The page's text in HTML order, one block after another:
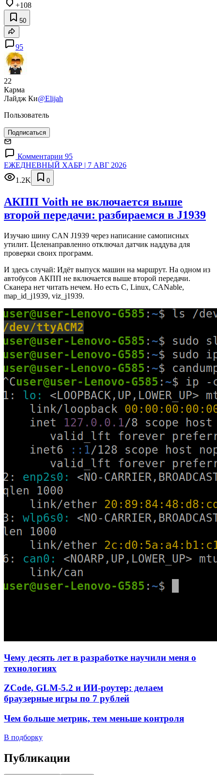
+108
50
95
22
Карма
Лайдж Ки@Elijah
Пользователь
Подписаться
Комментарии 95
ЕЖЕДНЕВНЫЙ ХАБР | 7 АВГ 2026
1.2K
0
АКПП Voith не включается выше
второй передачи: разбираемся в J1939
Изучаю шину CAN J1939 через написание самописных
утилит. Целенаправленно отключал датчик наддува для
проверки своих программ.
И здесь случай: Идёт выпуск машин на маршрут. На одном из
автобусов АКПП не включается выше второй передачи.
Сканера нет читать нечем. Но есть C, Linux, CANable,
map_id_j1939, viz_j1939.
Чему десять лет в разработке научили меня о
технологиях
ZCode, GLM-5.2 и ИИ-роутер: делаем
браузерные игры по 7 рублей
Чем больше метрик, тем меньше контроля
В подборку
Публикации